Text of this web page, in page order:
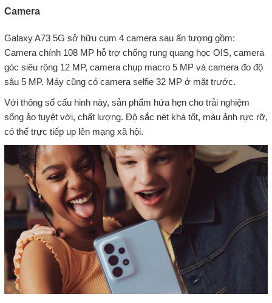
Camera
Galaxy A73 5G sở hữu cụm 4 camera sau ấn tượng gồm:
Camera chính 108 MP hỗ trợ chống rung quang học OIS, camera
góc siêu rộng 12 MP, camera chụp macro 5 MP và camera đo độ
sâu 5 MP. Máy cũng có camera selfie 32 MP ở mặt trước.
Với thông số cấu hinh này, sản phẩm hứa hẹn cho trải nghiệm
sống ảo tuyệt vời, chất lượng. Độ sắc nét khá tốt, màu ảnh rực rỡ,
có thể trực tiếp up lên mạng xã hội.